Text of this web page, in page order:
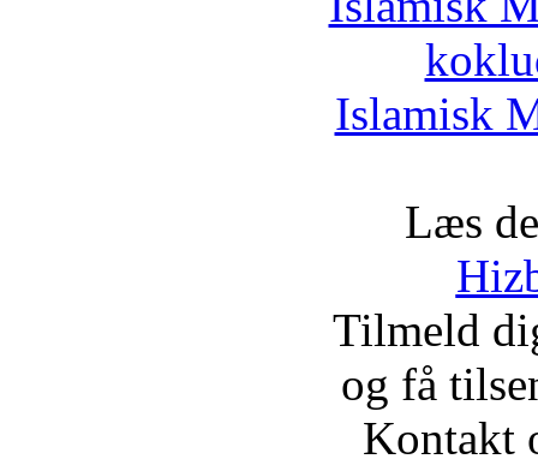
Islamisk
Læs
Tilmeld
og få
Kontakt